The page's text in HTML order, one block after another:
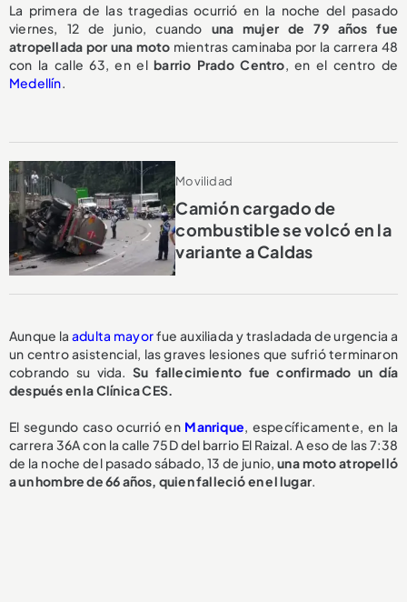
La primera de las tragedias ocurrió en la noche del pasado
viernes, 12 de junio, cuando una mujer de 79 años fue
atropellada por una moto mientras caminaba por la carrera 48
con la calle 63, en elbarrio Prado Centro, en el centro de
Medellín.
Movilidad
Camión cargado de
combustible se volcó en la
variante a Caldas
Aunque laadulta mayorfue auxiliada y trasladada de urgencia a
un centro asistencial, las graves lesiones que sufrió terminaron
cobrando su vida. Su fallecimiento fue confirmado un día
después en la Clínica CES.
El segundo caso ocurrió en Manrique, específicamente, en la
carrera 36A con la calle 75D del barrio El Raizal. A eso de las 7:38
de la noche del pasado sábado, 13 de junio,una moto atropelló
a un hombre de 66 años, quien falleció en el lugar.